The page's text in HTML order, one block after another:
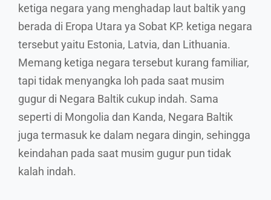
ketiga negara yang menghadap laut baltik yang
berada di Eropa Utara ya Sobat KP. ketiga negara
tersebut yaitu Estonia, Latvia, dan Lithuania.
Memang ketiga negara tersebut kurang familiar,
tapi tidak menyangka loh pada saat musim
gugur di Negara Baltik cukup indah. Sama
seperti di Mongolia dan Kanda, Negara Baltik
juga termasuk ke dalam negara dingin, sehingga
keindahan pada saat musim gugur pun tidak
kalah indah.